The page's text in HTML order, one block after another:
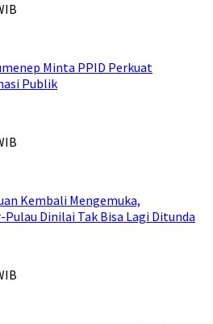
Minta PPID Perkuat
Publik
Kembali Mengemuka,
Dinilai Tak Bisa Lagi Ditunda